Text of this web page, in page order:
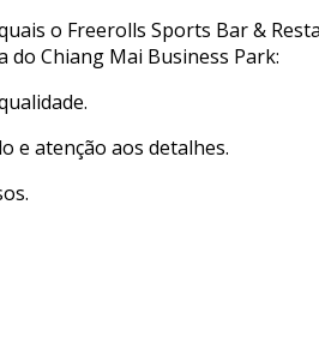
o Freerolls Sports Bar &
do Chiang Mai Business Park:
e atenção aos detalhes.